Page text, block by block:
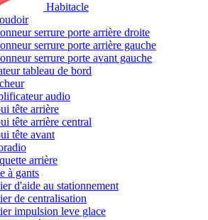
Habitacle
serrure porte arrière droite
serrure porte arrière gauche
serrure porte avant gauche
tableau de bord
audio
tête arrière
tête arrière central
tête avant
arrière
à gants
d'aide au stationnement
de centralisation
impulsion leve glace